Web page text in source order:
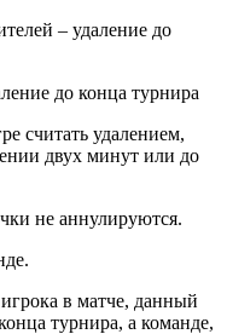
– удаление до
до конца турнира
считать удалением,
двух минут или до
не аннулируются.
в матче, данный
турнира, а команде,